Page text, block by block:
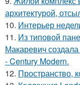
архитектурой,
10. Интерьер
11. Из типовой
Макаревич
- Century Modern.
12. Пространство,